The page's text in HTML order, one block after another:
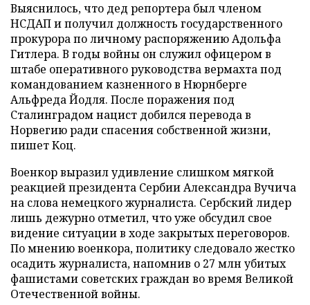
Выяснилось, что дед репортера был членом
НСДАП и получил должность государственного
прокурора по личному распоряжению Адольфа
Гитлера. В годы войны он служил офицером в
штабе оперативного руководства вермахта под
командованием казненного в Нюрнберге
Альфреда Йодля. После поражения под
Сталинградом нацист добился перевода в
Норвегию ради спасения собственной жизни,
пишет Коц.
Военкор выразил удивление слишком мягкой
реакцией президента Сербии Александра Вучича
на слова немецкого журналиста. Сербский лидер
лишь дежурно отметил, что уже обсудил свое
видение ситуации в ходе закрытых переговоров.
По мнению военкора, политику следовало жестко
осадить журналиста, напомнив о 27 млн убитых
фашистами советских граждан во время Великой
Отечественной войны.